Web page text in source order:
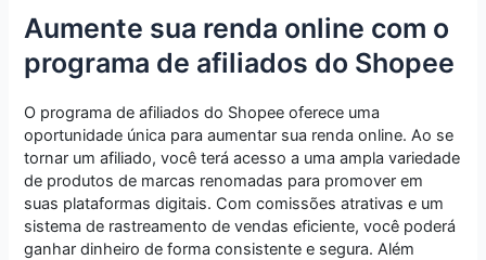
Aumente sua renda online com o
programa de afiliados do Shopee
O programa de afiliados do Shopee oferece uma
oportunidade única para aumentar sua renda online. Ao se
tornar um afiliado, você terá acesso a uma ampla variedade
de produtos de marcas renomadas para promover em
suas plataformas digitais. Com comissões atrativas e um
sistema de rastreamento de vendas eficiente, você poderá
ganhar dinheiro de forma consistente e segura. Além